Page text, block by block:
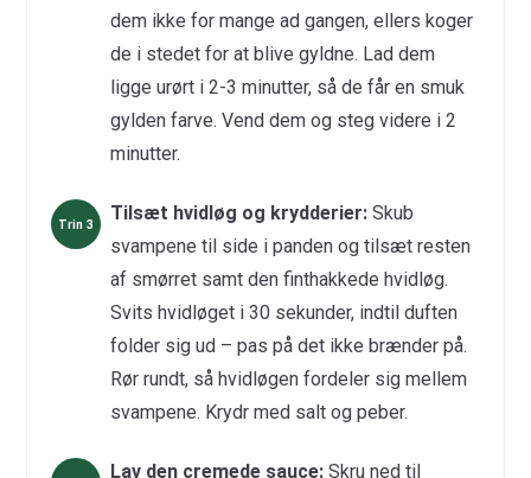
dem ikke for mange ad gangen, ellers koger
de i stedet for at blive gyldne. Lad dem
ligge urørt i 2-3 minutter, så de får en smuk
gylden farve. Vend dem og steg videre i 2
minutter.
Tilsæt hvidløg og krydderier:Skub
svampene til side i panden og tilsæt resten
af smørret samt den finthakkede hvidløg.
Svits hvidløget i 30 sekunder, indtil duften
folder sig ud – pas på det ikke brænder på.
Rør rundt, så hvidløgen fordeler sig mellem
svampene. Krydr med salt og peber.
Lav den cremede sauce:Skru ned til